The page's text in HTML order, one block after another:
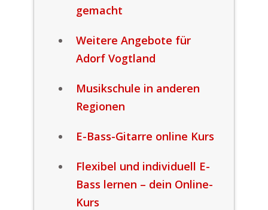
gemacht
Weitere Angebote für
Adorf Vogtland
Musikschule in anderen
Regionen
E-Bass-Gitarre online Kurs
Flexibel und individuell E-
Bass lernen – dein Online-
Kurs